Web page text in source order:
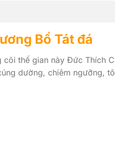
Bồ Tát đá
thế gian này Đức Thích
dường, chiêm ngưỡng,